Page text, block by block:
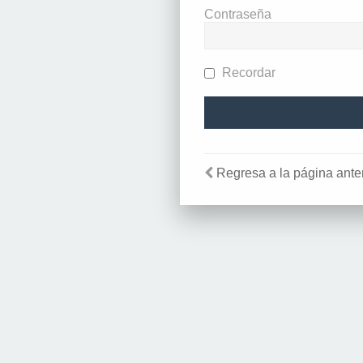
Contraseña
Recordar
Regresa a la página